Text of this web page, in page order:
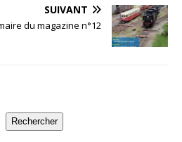
SUIVANT
du magazine n°12
Rechercher